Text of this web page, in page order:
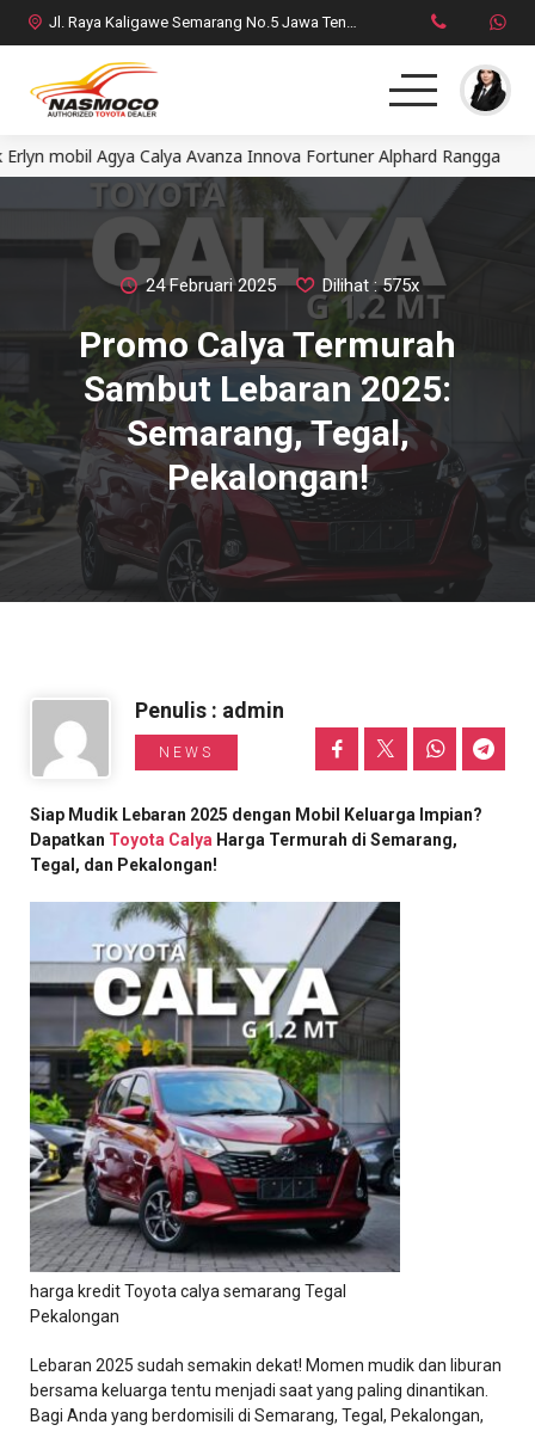
Jl. Raya Kaligawe Semarang No.5 Jawa Tengah
Home
HatchBack
Comercial
Brosur Toyota
Social Media
Informasi Toyota
Agya Calya Avanza Innova Fortuner Alphard Rangga
24 Februari 2025 Dilihat : 575x
Promo Calya Termurah
Sambut Lebaran 2025:
Semarang, Tegal,
Pekalongan!
Penulis : admin
NEWS
Siap Mudik Lebaran 2025 dengan Mobil Keluarga Impian?
Dapatkan Toyota Calya Harga Termurah di Semarang,
Tegal, dan Pekalongan!
harga kredit Toyota calya semarang Tegal
Pekalongan
Lebaran 2025 sudah semakin dekat! Momen mudik dan liburan
bersama keluarga tentu menjadi saat yang paling dinantikan.
Bagi Anda yang berdomisili di Semarang, Tegal, Pekalongan,